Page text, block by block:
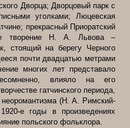
Дворца; Дворцовый парк с
уголками; Люцевская
прекрасный Приоратский
творение Н. А. Львова –
стоящий на берегу Черного
почти двадцатью метрами
многих лет представало
влияло на его
гатчинского периода,
неоромантизма (Н. А. Римский-
е годы в произведениях
польского фольклора.